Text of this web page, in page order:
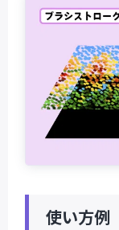
使い方例